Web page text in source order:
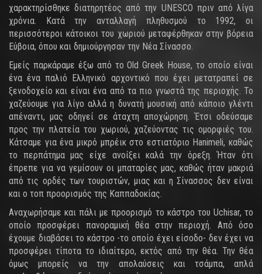
χαρακτηρίσθηκε διατηρητέος από την UNESCO πριν από λίγα
χρόνια. Κατά την ανταλλαγή πληθυσμού το 1992, οι
περισσότεροι κάτοικοι του χωριού μεταφέρθηκαν στην βόρεια
Εύβοια, όπου και δημιούργησαν την Νέα Σίνασσο.
Εμείς παρκάραμε έξω από το Old Greek House, το οποίο είναι
ένα ένα παλιό Ελληνικό αρχοντικό που έχει μετατραπεί σε
ξενοδοχείο και είναι ένα από τα πιο γνωστά της περιοχής. Το
χαζεύουμε για λίγο αλλά η δυνατή μουσική από κάποιο γλέντι
απέναντι, μας οδηγεί σε άταχτη αποχώρηση. Έτσι οδεύσαμε
προς την πλατεία του χωριού, χαζεύοντας τις ομορφιές του.
Κάτσαμε για ένα μικρό μπρέικ στο εστιατόριο Hanimeli, καθώς
το περπάτημα μας είχε ανοίξει καλά την όρεξη. Ήταν ότι
έπρεπε για να γεμίσουν οι μπαταρίες μας, καθώς ήταν μακριά
από τις ορδές των τουριστών, μιας και η Σίνασσος δεν είναι
και ο τοπ προορισμός της Καππαδοκίας.
Αναχωρήσαμε και πάλι με προορισμό το κάστρο του Uchisar, το
οποίο προσφέρει πανοραμική θέα στην περιοχή. Από όσο
έχουμε διαβάσει το κάστρο -το οποίο έχει είσοδο- δεν έχει να
προσφέρει τίποτα το ιδιαίτερο, εκτός από την θέα. Την θέα
όμως μπορείς να την απολαύσεις και τσάμπα, απλά